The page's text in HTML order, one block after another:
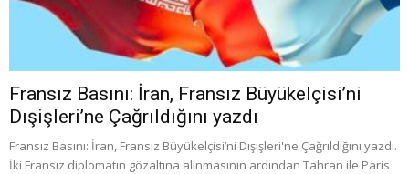
Fransız Basını: İran, Fransız Büyükelçisi’ni
Dışişleri’ne Çağrıldığını yazdı
Fransız Basını: İran, Fransız Büyükelçisi’ni Dışişleri'ne Çağrıldığını yazdı.
İki Fransız diplomatın gözaltına alınmasının ardından Tahran ile Paris